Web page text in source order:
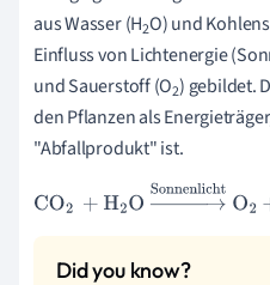
aus Wasser (H2O) und
Einfluss von Lichtenergie
und Sauerstoff (O2) gebildet.
den Pflanzen als
"Abfallprodukt" ist.
CO2+ H2O→SonnenlichtO 2+C 6